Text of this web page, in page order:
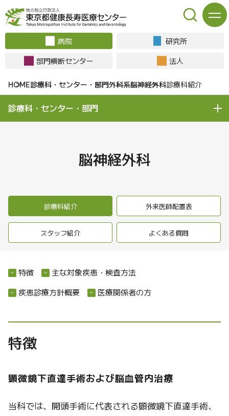
病院
研究所
部門横断センター
法人
診療科・センター・部門外科系脳神経外科診療科紹介
診療科・センター・部門
脳神経外科
診療科紹介 外来医師配置表
スタッフ紹介 よくある質問
特徴
主な対象疾患・検査方法
疾患診療方針概要
医療関係者の方
特徴
顕微鏡下直達手術および脳血管内治療
当科では、開頭手術に代表される顕微鏡下直達手術、